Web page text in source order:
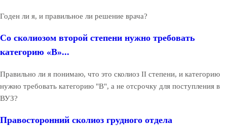
Годен ли я, и правильное ли решение врача?
Со сколиозом второй степени нужно требовать
категорию «В»...
Правильно ли я понимаю, что это сколиоз II степени, и категорию
нужно требовать категорию "В", а не отсрочку для поступления в
ВУЗ?
Правосторонний сколиоз грудного отдела